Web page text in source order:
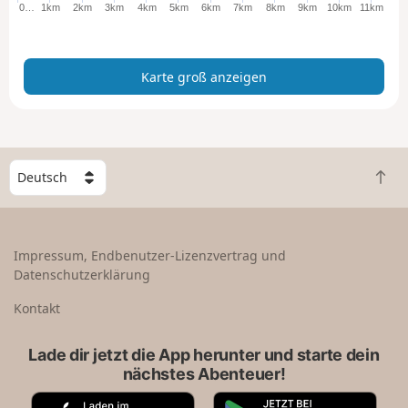
z
i
n
0… 1km 2km 3km 4km 5km 6km 7km 8km 9km 10km 11km
Karte groß anzeigen
W
ä
h
e
n
Z
u
Impressum, Endbenutzer-Lizenzvertrag und
Datenschutzerklärung
Kontakt
Lade dir jetzt die App herunter und starte dein
nächstes Abenteuer!
A G